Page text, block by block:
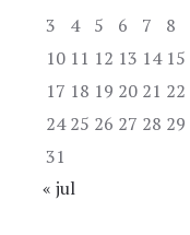
3
4 5 6 7 8
10 11 12 13 14 15
17 18 19 20 21 22
24 25 26 27 28 29
31
« jul